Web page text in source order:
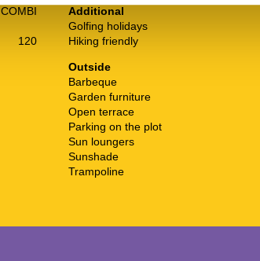
COMBI
120
Additional
Golfing holidays
Hiking friendly
Outside
Barbeque
Garden furniture
Open terrace
Parking on the plot
Sun loungers
Sunshade
Trampoline